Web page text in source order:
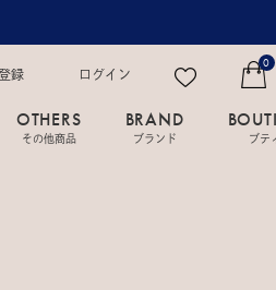
録 ログイン
0
OTHERS
その他商品
BRAND
ブランド ブテ